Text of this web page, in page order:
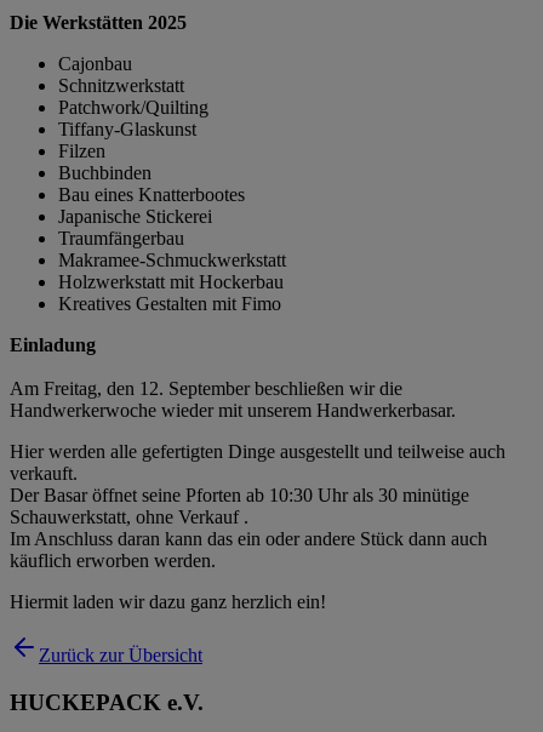
Die Werkstätten 2025
Cajonbau
Schnitzwerkstatt
Patchwork/Quilting
Tiffany-Glaskunst
Filzen
Buchbinden
Bau eines Knatterbootes
Japanische Stickerei
Traumfängerbau
Makramee-Schmuckwerkstatt
Holzwerkstatt mit Hockerbau
Kreatives Gestalten mit Fimo
Einladung
Am Freitag, den 12. September beschließen wir die
Handwerkerwoche wieder mit unserem Handwerkerbasar.
Hier werden alle gefertigten Dinge ausgestellt und teilweise auch
verkauft.
Der Basar öffnet seine Pforten ab 10:30 Uhr als 30 minütige
Schauwerkstatt, ohne Verkauf .
Im Anschluss daran kann das ein oder andere Stück dann auch
käuflich erworben werden.
Hiermit laden wir dazu ganz herzlich ein!
Zurück zur Übersicht
HUCKEPACK e.V.